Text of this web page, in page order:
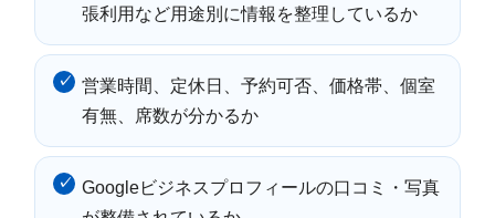
張利用など用途別に情報を整理しているか
営業時間、定休日、予約可否、価格帯、個室
有無、席数が分かるか
Googleビジネスプロフィールの口コミ・写真